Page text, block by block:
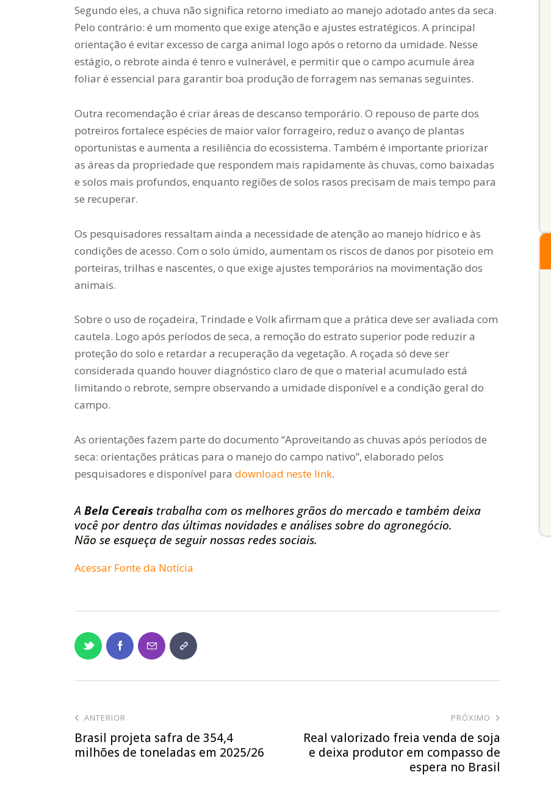
Segundo eles, a chuva não significa retorno imediato ao manejo adotado antes da seca.
Pelo contrário: é um momento que exige atenção e ajustes estratégicos. A principal
orientação é evitar excesso de carga animal logo após o retorno da umidade. Nesse
estágio, o rebrote ainda é tenro e vulnerável, e permitir que o campo acumule área
foliar é essencial para garantir boa produção de forragem nas semanas seguintes.
Outra recomendação é criar áreas de descanso temporário. O repouso de parte dos
potreiros fortalece espécies de maior valor forrageiro, reduz o avanço de plantas
oportunistas e aumenta a resiliência do ecossistema. Também é importante priorizar
as áreas da propriedade que respondem mais rapidamente às chuvas, como baixadas
e solos mais profundos, enquanto regiões de solos rasos precisam de mais tempo para
se recuperar.
Os pesquisadores ressaltam ainda a necessidade de atenção ao manejo hídrico e às
condições de acesso. Com o solo úmido, aumentam os riscos de danos por pisoteio em
porteiras, trilhas e nascentes, o que exige ajustes temporários na movimentação dos
animais.
Sobre o uso de roçadeira, Trindade e Volk afirmam que a prática deve ser avaliada com
cautela. Logo após períodos de seca, a remoção do estrato superior pode reduzir a
proteção do solo e retardar a recuperação da vegetação. A roçada só deve ser
considerada quando houver diagnóstico claro de que o material acumulado está
limitando o rebrote, sempre observando a umidade disponível e a condição geral do
campo.
As orientações fazem parte do documento “Aproveitando as chuvas após períodos de
seca: orientações práticas para o manejo do campo nativo”, elaborado pelos
pesquisadores e disponível para download neste link.
A Bela Cereais trabalha com os melhores grãos do mercado e também deixa
você por dentro das últimas novidades e análises sobre do agronegócio.
Não se esqueça de seguir nossas redes sociais.
Acessar Fonte da Notícia
ANTERIOR
Brasil projeta safra de 354,4
milhões de toneladas em 2025/26
PRÓXIMO
Real valorizado freia venda de soja
e deixa produtor em compasso de
espera no Brasil